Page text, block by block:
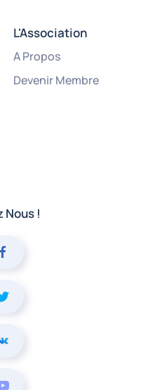
L'Association
A Propos
Devenir Membre
Nous !